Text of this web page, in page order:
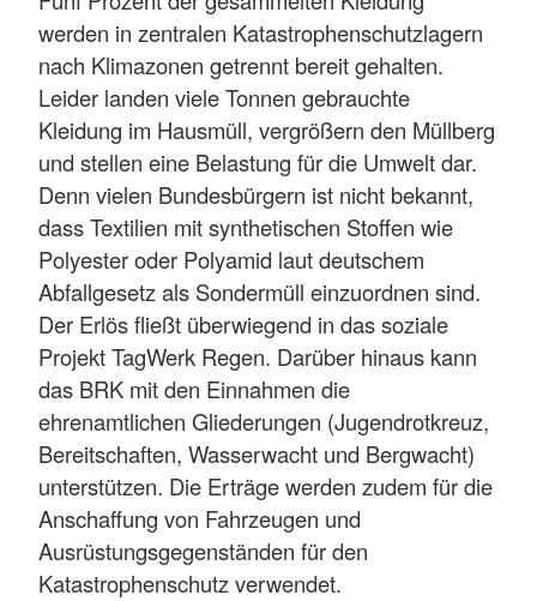
werden in zentralen Katastrophenschutzlagern
nach Klimazonen getrennt bereit gehalten.
Leider landen viele Tonnen gebrauchte
Kleidung im Hausmüll, vergrößern den Müllberg
und stellen eine Belastung für die Umwelt dar.
Denn vielen Bundesbürgern ist nicht bekannt,
dass Textilien mit synthetischen Stoffen wie
Polyester oder Polyamid laut deutschem
Abfallgesetz als Sondermüll einzuordnen sind.
Der Erlös fließt überwiegend in das soziale
Projekt TagWerk Regen. Darüber hinaus kann
das BRK mit den Einnahmen die
ehrenamtlichen Gliederungen (Jugendrotkreuz,
Bereitschaften, Wasserwacht und Bergwacht)
unterstützen. Die Erträge werden zudem für die
Anschaffung von Fahrzeugen und
Ausrüstungsgegenständen für den
Katastrophenschutz verwendet.